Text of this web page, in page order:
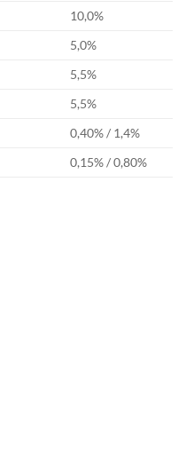
10,0%
5,0%
5,5%
5,5%
0,40% / 1,4%
0,15% / 0,80%